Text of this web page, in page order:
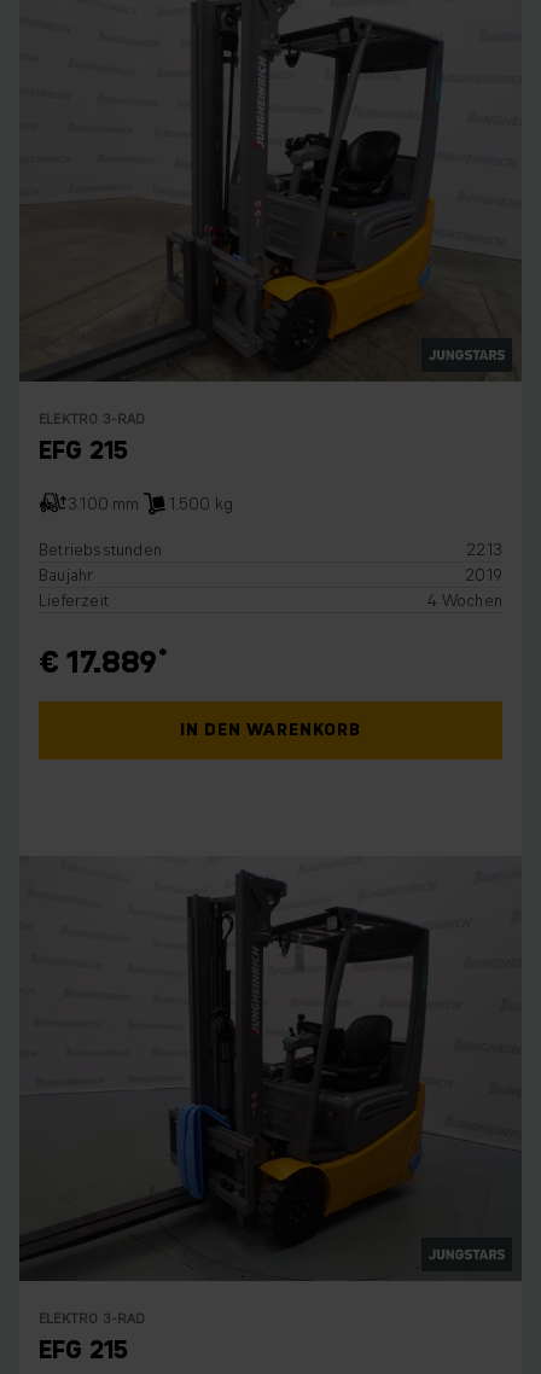
ELEKTRO 3-RAD
EFG 215
3.100 mm
1.500 kg
Betriebsstunden
2213
Baujahr
2019
Lieferzeit
4 Wochen
€ 17.889
IN DEN WARENKORB
ELEKTRO 3-RAD
EFG 215